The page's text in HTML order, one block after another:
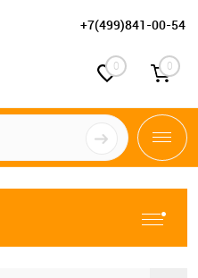
+7(499)841-00-54
0 0